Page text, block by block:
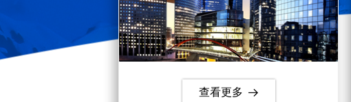
查看更多 뀠